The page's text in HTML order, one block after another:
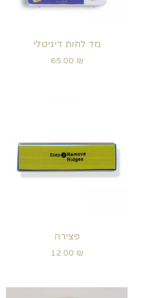
מד לחות דיגיטלי
65.00 ₪
פצירה
12.00 ₪